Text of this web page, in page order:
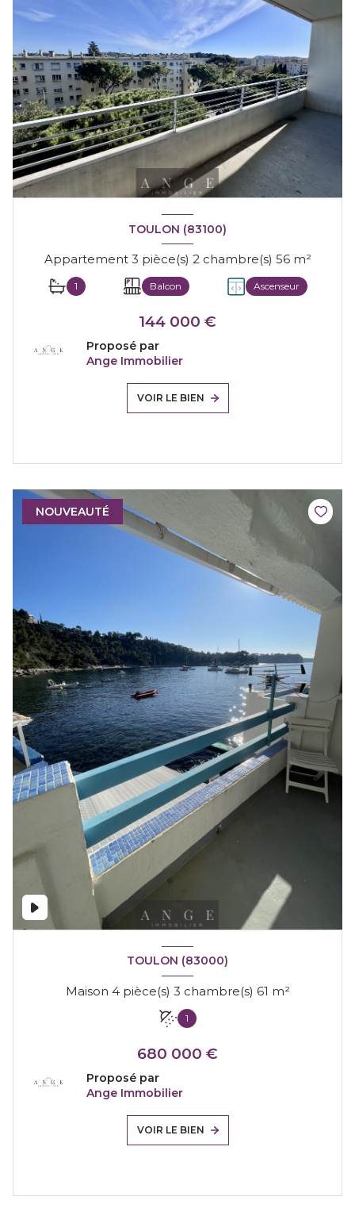
TOULON (83100)
Appartement 3 pièce(s) 2 chambre(s) 56 m²
1 Balcon Ascenseur
144 000 €
Proposé par
Ange Immobilier
VOIR LE BIEN
NOUVEAUTÉ
TOULON (83000)
Maison 4 pièce(s) 3 chambre(s) 61 m²
1
680 000 €
Proposé par
Ange Immobilier
VOIR LE BIEN